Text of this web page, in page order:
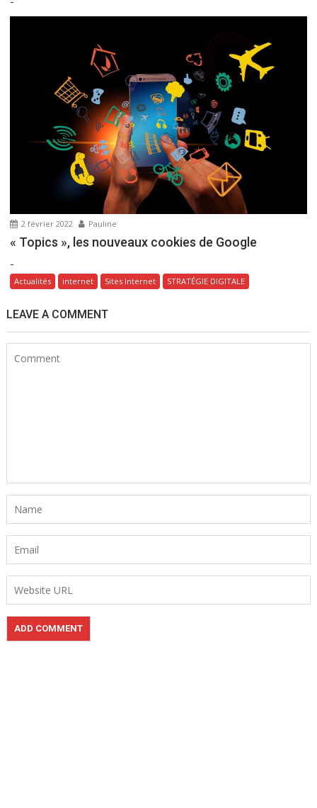
2 février 2022 Pauline
« Topics », les nouveaux cookies de Google
-
Actualités internet Sites Internet STRATÉGIE DIGITALE
LEAVE A COMMENT